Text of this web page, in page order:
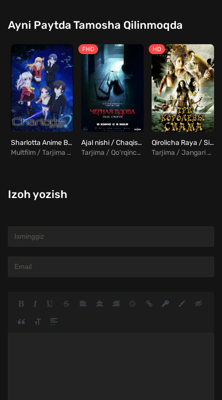
Ayni Paytda Tamosha Qilinmoqda
Sharlotta Anime Barcha qismlar Uzbek Tilida
Multfilm / Tarjima / Drama
FHD
Ajal nishi / Chaqish Uzbek tilida
Tarjima / Qo'rqinchili
HD
Qirolicha Raya / Siamning uchta malikasi Uzbek tilida
Tarjima / Jangari / Tarixiy / Sarguzasht
Izoh yozish